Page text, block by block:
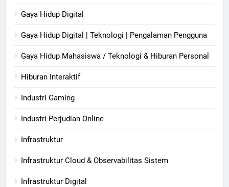
Gaya Hidup Digital
Gaya Hidup Digital | Teknologi | Pengalaman Pengguna
Gaya Hidup Mahasiswa / Teknologi & Hiburan Personal
Hiburan Interaktif
Industri Gaming
Industri Perjudian Online
Infrastruktur
Infrastruktur Cloud & Observabilitas Sistem
Infrastruktur Digital